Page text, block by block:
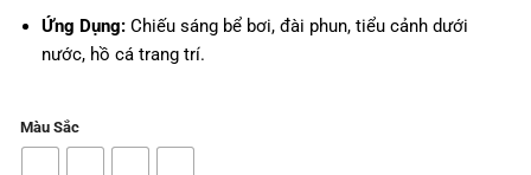
Ứng Dụng:Chiếu sáng bể bơi, đài phun, tiểu cảnh dưới
nước, hồ cá trang trí.
Màu Sắc